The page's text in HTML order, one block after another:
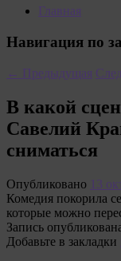
Главная
Навигация по
← Предыдущая
В какой
Савелий
сниматься
Опубликовано 13
Комедия покорила
которые можно
Запись
Добавьте в закладки